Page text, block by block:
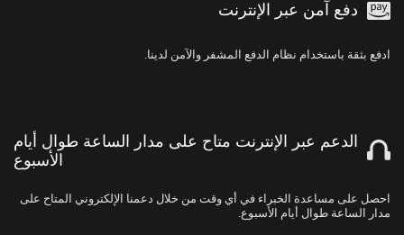
دفع آمن عبر الإنترنت
ادفع بثقة باستخدام نظام الدفع المشفر والآمن لدينا.
الدعم عبر الإنترنت متاح على مدار الساعة طوال أيام
الأسبوع
احصل على مساعدة الخبراء في أي وقت من خلال دعمنا الإلكتروني المتاح على
مدار الساعة طوال أيام الأسبوع.